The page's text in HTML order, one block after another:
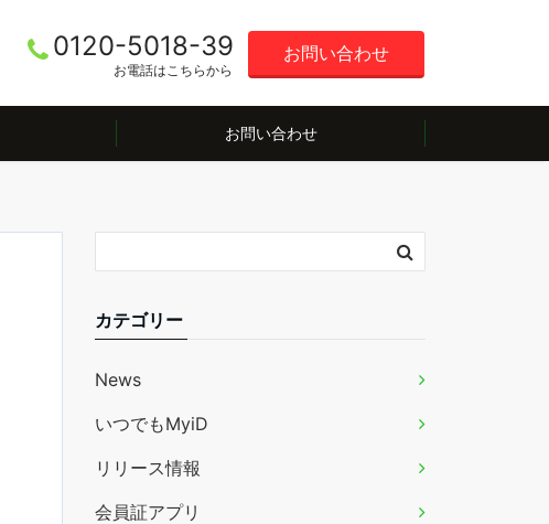
0120-5018-39
お電話はこちらから
お問い合わせ
お問い合わせ
カテゴリー
News
いつでもMyiD
リリース情報
会員証アプリ